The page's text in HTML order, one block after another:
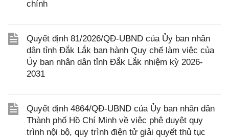
chính
Quyết định 81/2026/QĐ-UBND của Ủy ban nhân
dân tỉnh Đắk Lắk ban hành Quy chế làm việc của
Ủy ban nhân dân tỉnh Đắk Lắk nhiệm kỳ 2026-
2031
Quyết định 4864/QĐ-UBND của Ủy ban nhân dân
Thành phố Hồ Chí Minh về việc phê duyệt quy
trình nội bộ, quy trình điện tử giải quyết thủ tục